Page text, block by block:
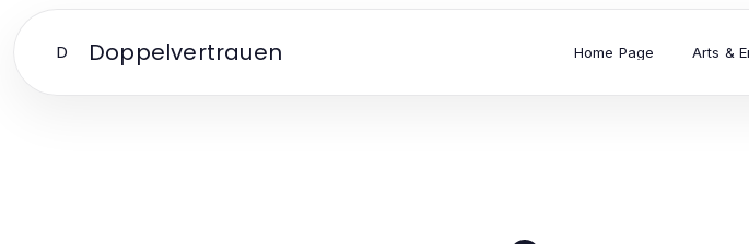
D Doppelvertrauen Home Page Arts &